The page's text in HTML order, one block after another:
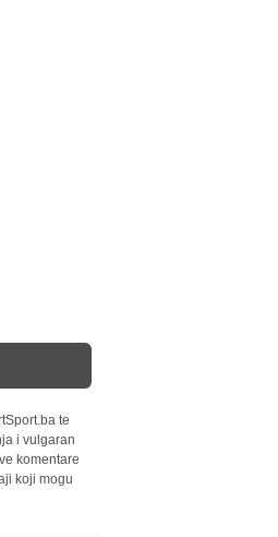
te
i vulgaran
komentare
koji mogu